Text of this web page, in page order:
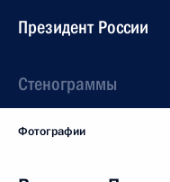
Президент России
Стенограммы
Фотографии